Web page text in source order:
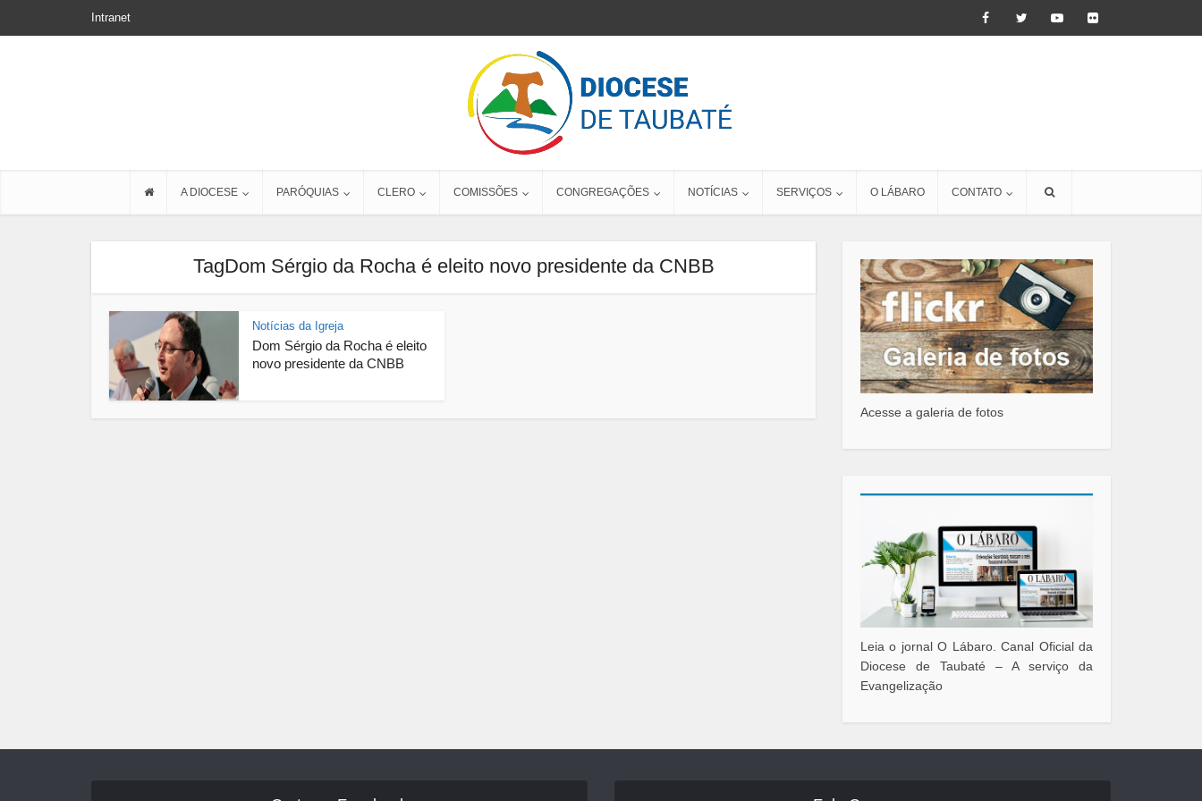
Intranet
A DIOCESE PARÓQUIAS CLERO COMISSÕES CONGREGAÇÕES NOTÍCIAS SERVIÇOS O LÁBARO CONTATO
TagDom Sérgio da Rocha é eleito novo presidente da CNBB
Notícias da Igreja
Dom Sérgio da Rocha é eleito
novo presidente da CNBB
Acesse a galeria de fotos
Leia o jornal O Lábaro. Canal Oficial da
Diocese de Taubaté – A serviço da
Evangelização